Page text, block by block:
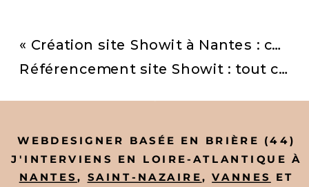
Référencement site Showit : tout ce qu’il faut savoir pour apparaître sur Google
« Création site Showit à Nantes : ce que ça change de travailler avec un webdesigner qui pense comme un merchandiseur
WEBDESIGNER BASÉE EN BRIÈRE (44)
J'INTERVIENS EN LOIRE-ATLANTIQUE À
NANTES , SAINT-NAZAIRE,VANNES ET